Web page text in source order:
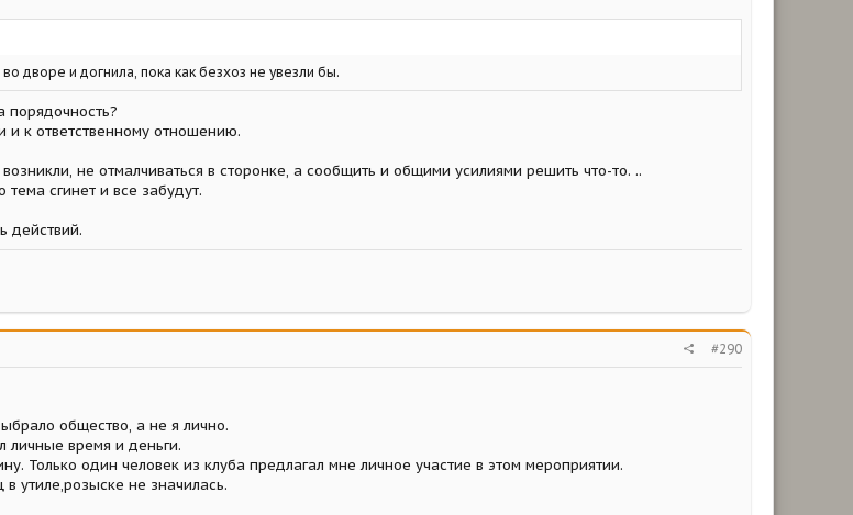
дворе и догнила, пока как безхоз не увезли бы.
порядочность?
к ответственному отношению.
не отмалчиваться в сторонке, а сообщить и общими усилиями решить что-то. ..
сгинет и все забудут.
действий.
#290
общество, а не я лично.
личные время и деньги.
Только один человек из клуба предлагал мне личное участие в этом мероприятии.
утиле,розыске не значилась.